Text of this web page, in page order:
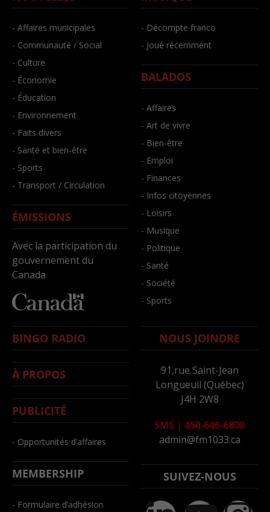
- Affaires municipales
- Communauté / Social
- Culture
- Économie
- Éducation
- Environnement
- Faits divers
- Santé et bien-être
- Sports
- Transport / Circulation
ÉMISSIONS
Avec la participation du
gouvernement du
Canada
- Décompte franco
- Joué récemment
BALADOS
- Affaires
- Art de vivre
- Bien-être
- Emploi
- Finances
- Infos citoyennes
- Loisirs
- Musique
- Politique
- Santé
- Société
- Sports
BINGO RADIO
À PROPOS
PUBLICITÉ
- Opportunités d’affaires
MEMBERSHIP
- Formulaire d’adhésion
NOUS JOINDRE
91,rue Saint-Jean
Longueuil (Québec)
J4H 2W8
SMS | 450-646-6800
admin@fm1033.ca
SUIVEZ-NOUS